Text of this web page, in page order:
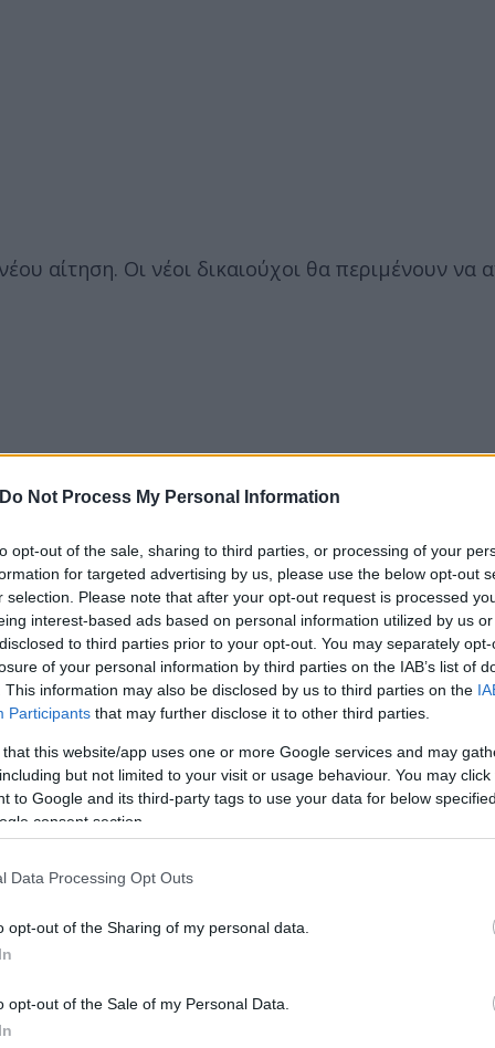
Do Not Process My Personal Information
opt-out of the sale, sharing to third parties, or processing of your
for targeted advertising by us, please use the below opt-out
selection. Please note that after your opt-out request is processed
interest-based ads based on personal information utilized by us
to third parties prior to your opt-out. You may separately
of your personal information by third parties on the IAB’s list of
This information may also be disclosed by us to third parties on the
Participants that may further disclose it to other third parties.
that this website/app uses one or more Google services and may
but not limited to your visit or usage behaviour. You may
to Google and its third-party tags to use your data for below
consent section.
Data Processing Opt Outs
opt-out of the Sharing of my personal data.
opt-out of the Sale of my Personal Data.
αίτηση. Οι νέοι δικαιούχοι θα περιμένουν να
Pass στους νέους.
αυτό το οποίο πρέπει να ξέρουν οι
την υποβολή των φορολογικών δηλώσεων
περίπου 900.000 φορολογικές δηλώσεις σε
2022. .